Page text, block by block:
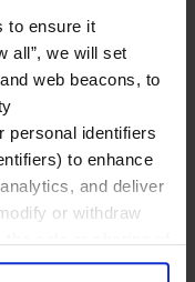
to ensure it
all”, we will set
web beacons, to
personal identifiers
to enhance
and deliver
or withdraw
clicking “Do Not